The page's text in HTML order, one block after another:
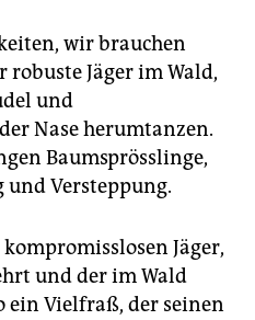
wir brauchen
Jäger im Wald,
und
Nase herumtanzen.
Baumsprösslinge,
und Versteppung.
Jäger,
und der im Wald
ein Vielfraß, der seinen